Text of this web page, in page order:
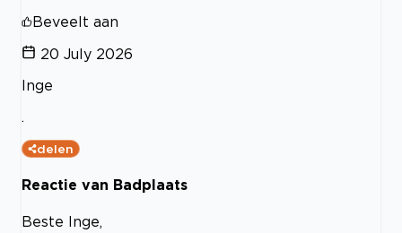
Beveelt aan
20 July 2026
Inge
.
delen
Reactie van Badplaats
Beste Inge,